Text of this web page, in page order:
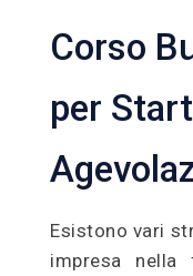
Corso
per
Esistono vari
impresa nella